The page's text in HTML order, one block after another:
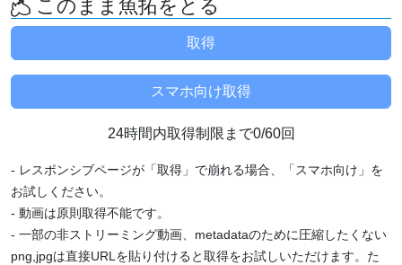
このまま魚拓をとる
24時間内取得制限まで0/60回
- レスポンシブページが「取得」で崩れる場合、「スマホ向け」を
お試しください。
- 動画は原則取得不能です。
- 一部の非ストリーミング動画、metadataのために圧縮したくない
png,jpgは直接URLを貼り付けると取得をお試しいただけます。た